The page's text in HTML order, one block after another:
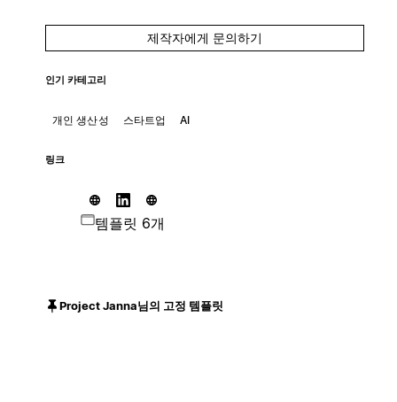
제작자에게 문의하기
인기 카테고리
개인 생산성 스타트업 AI
링크
템플릿 6개
Project Janna님의 고정 템플릿